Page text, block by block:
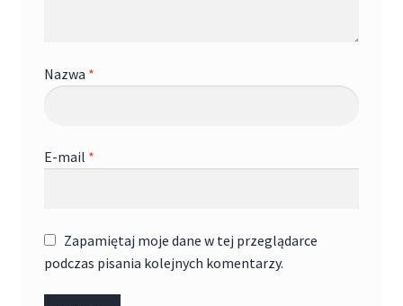
Nazwa *
E-mail *
Zapamiętaj moje dane w tej przeglądarce
podczas pisania kolejnych komentarzy.